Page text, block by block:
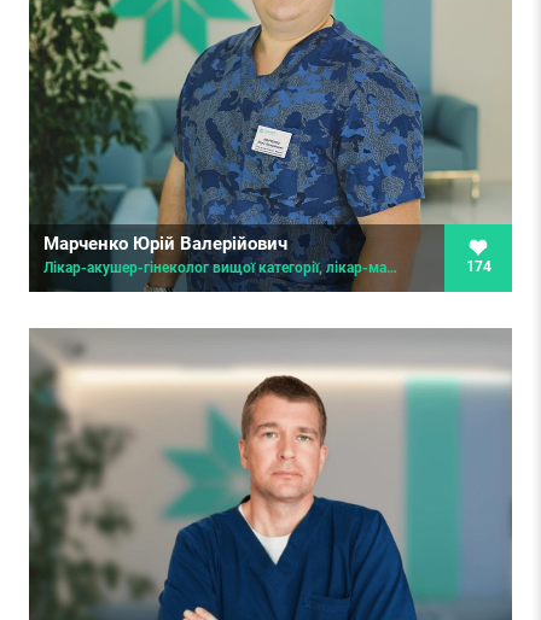
174
Марченко Юрій Валерійович
Лікар-акушер-гінеколог вищої категорії, лікар-мамолог, лікар ультразвукової діагностики, хірург, онкохірург, лікар сімейної медицини